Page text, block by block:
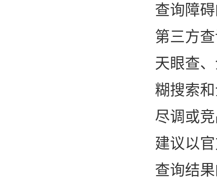
查询障
第三方
天眼查
糊搜索
尽调或
建议以
查询结